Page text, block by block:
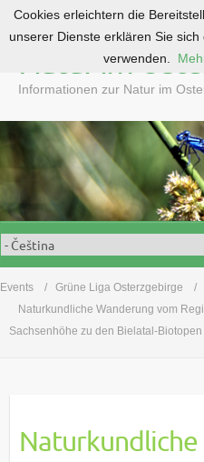
o
e
n
Natur im
Informationen zur Natur im
Events
Grüne Liga Osterzgebirge
Naturkundliche Wanderung vom
Sachsenhöhe zu den Bielatal-Biotopen
Cookies erleichtern die
unserer Dienste erklären Sie
verwenden.